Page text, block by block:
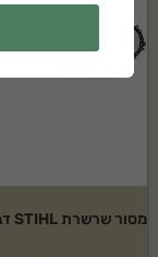
מסור שרשרת STIHL דגם:MS-180